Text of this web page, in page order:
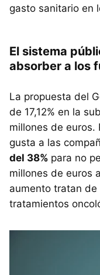
gasto sanitario en
El sistema
absorber a los
La propuesta del
de 17,12% en la
millones de euros.
gusta a las
del 38% para no
millones de euros
aumento tratan
tratamientos